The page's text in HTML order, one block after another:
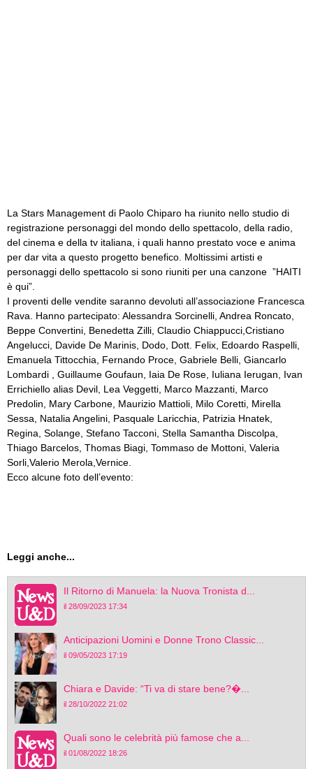
La Stars Management di Paolo Chiparo ha riunito nello studio di
registrazione personaggi del mondo dello spettacolo, della radio,
del cinema e della tv italiana, i quali hanno prestato voce e anima
per dar vita a questo progetto benefico. Moltissimi artisti e
personaggi dello spettacolo si sono riuniti per una canzone ”HAITI
è qui”.
I proventi delle vendite saranno devoluti all’associazione Francesca
Rava. Hanno partecipato: Alessandra Sorcinelli, Andrea Roncato,
Beppe Convertini, Benedetta Zilli, Claudio Chiappucci,Cristiano
Angelucci, Davide De Marinis, Dodo, Dott. Felix, Edoardo Raspelli,
Emanuela Tittocchia, Fernando Proce, Gabriele Belli, Giancarlo
Lombardi , Guillaume Goufaun, Iaia De Rose, Iuliana Ierugan, Ivan
Errichiello alias Devil, Lea Veggetti, Marco Mazzanti, Marco
Predolin, Mary Carbone, Maurizio Mattioli, Milo Coretti, Mirella
Sessa, Natalia Angelini, Pasquale Laricchia, Patrizia Hnatek,
Regina, Solange, Stefano Tacconi, Stella Samantha Discolpa,
Thiago Barcelos, Thomas Biagi, Tommaso de Mottoni, Valeria
Sorli,Valerio Merola,Vernice.
Ecco alcune foto dell’evento:
Leggi anche...
Il Ritorno di Manuela: la Nuova Tronista d...
il 28/09/2023 17:34
Anticipazioni Uomini e Donne Trono Classic...
il 09/05/2023 17:19
Chiara e Davide: “Ti va di stare bene?�...
il 28/10/2022 21:02
Quali sono le celebrità più famose che a...
il 01/08/2022 18:26